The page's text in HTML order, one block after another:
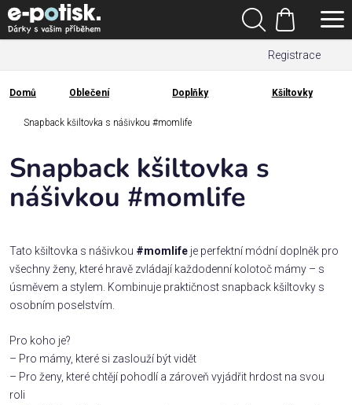
Přejít
na
obsah
Registrace
Hledat
Nákupní
košík
Kategorie
Dárek
/
Láska
Povolání,
sport
Příležitosti
Domů
Domů Oblečení Doplňky Kšiltovky
Snapback kšiltovka s nášivkou #momlife
Snapback kšiltovka s
nášivkou #momlife
Tato kšiltovka s nášivkou #momlife je perfektní módní doplněk pro
všechny ženy, které hravě zvládají každodenní kolotoč mámy – s
úsměvem a stylem. Kombinuje praktičnost snapback kšiltovky s
osobním poselstvím.
Pro koho je?
– Pro mámy, které si zaslouží být vidět
– Pro ženy, které chtějí pohodlí a zároveň vyjádřit hrdost na svou
roli